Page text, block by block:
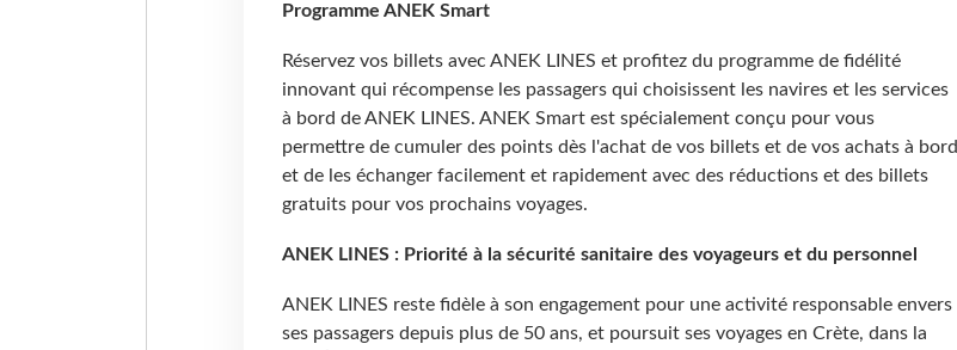
Programme ANEK Smart
Réservez vos billets avec ANEK LINES et profitez du programme de fidélité
innovant qui récompense les passagers qui choisissent les navires et les services
à bord de ANEK LINES. ANEK Smart est spécialement conçu pour vous
permettre de cumuler des points dès l'achat de vos billets et de vos achats à bord
et de les échanger facilement et rapidement avec des réductions et des billets
gratuits pour vos prochains voyages.
ANEK LINES : Priorité à la sécurité sanitaire des voyageurs et du personnel
ANEK LINES reste fidèle à son engagement pour une activité responsable envers
ses passagers depuis plus de 50 ans, et poursuit ses voyages en Crète, dans la